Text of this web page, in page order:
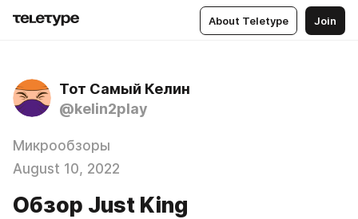
About Teletype Join
Тот Самый Келин
@kelin2play
Микрообзоры
August 10, 2022
Обзор Just King